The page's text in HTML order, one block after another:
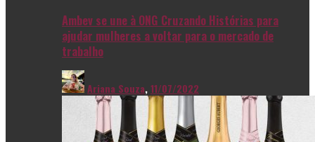
Ambev se une à ONG Cruzando Histórias para
ajudar mulheres a voltar para o mercado de
trabalho
Ariana Souza,11/07/2022